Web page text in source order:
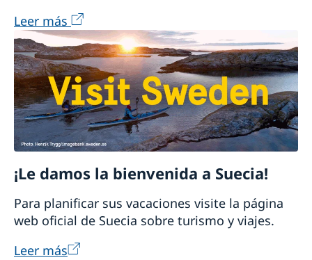
Leer más
¡Le damos la bienvenida a Suecia!
Para planificar sus vacaciones visite la página
web oficial de Suecia sobre turismo y viajes.
Leer más